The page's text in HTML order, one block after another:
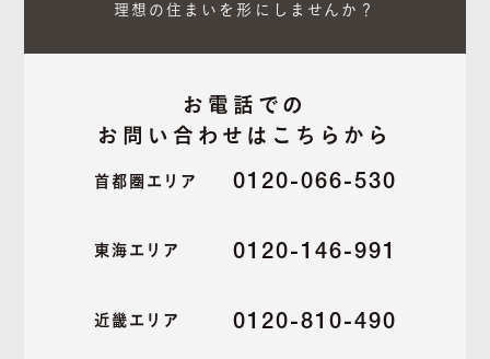
理想の住まいを形にしませんか？
お電話での
お問い合わせはこちらから
首都圏エリア 0120-066-530
東海エリア 0120-146-991
近畿エリア 0120-810-490